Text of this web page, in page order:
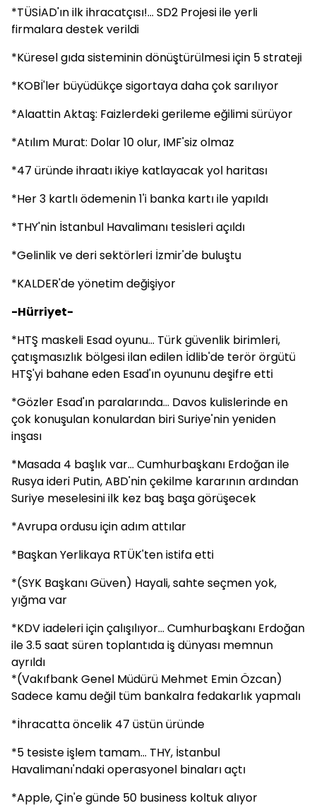
*TÜSİAD'ın ilk ihracatçısı!... SD2 Projesi ile yerli
firmalara destek verildi
*Küresel gıda sisteminin dönüştürülmesi için 5 strateji
*KOBİ'ler büyüdükçe sigortaya daha çok sarılıyor
*Alaattin Aktaş: Faizlerdeki gerileme eğilimi sürüyor
*Atılım Murat: Dolar 10 olur, IMF'siz olmaz
*47 üründe ihraatı ikiye katlayacak yol haritası
*Her 3 kartlı ödemenin 1'i banka kartı ile yapıldı
*THY'nin İstanbul Havalimanı tesisleri açıldı
*Gelinlik ve deri sektörleri İzmir'de buluştu
*KALDER'de yönetim değişiyor
-Hürriyet-
*HTŞ maskeli Esad oyunu... Türk güvenlik birimleri,
çatışmasızlık bölgesi ilan edilen İdlib'de terör örgütü
HTŞ'yi bahane eden Esad'ın oyununu deşifre etti
*Gözler Esad'ın paralarında... Davos kulislerinde en
çok konuşulan konulardan biri Suriye'nin yeniden
inşası
*Masada 4 başlık var... Cumhurbaşkanı Erdoğan ile
Rusya ideri Putin, ABD'nin çekilme kararının ardından
Suriye meselesini ilk kez baş başa görüşecek
*Avrupa ordusu için adım attılar
*Başkan Yerlikaya RTÜK'ten istifa etti
*(SYK Başkanı Güven) Hayali, sahte seçmen yok,
yığma var
*KDV iadeleri için çalışılıyor... Cumhurbaşkanı Erdoğan
ile 3.5 saat süren toplantıda iş dünyası memnun
ayrıldı
*(Vakıfbank Genel Müdürü Mehmet Emin Özcan)
Sadece kamu değil tüm bankalra fedakarlık yapmalı
*İhracatta öncelik 47 üstün üründe
*5 tesiste işlem tamam... THY, İstanbul
Havalimanı'ndaki operasyonel binaları açtı
*Apple, Çin'e günde 50 business koltuk alıyor